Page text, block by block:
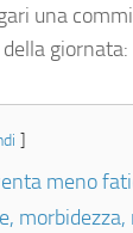
una
meno